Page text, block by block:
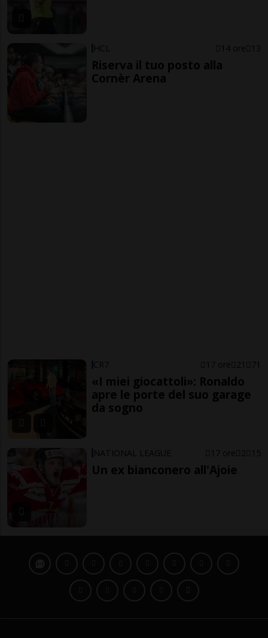
HCL 14 ore 13
Riserva il tuo posto alla
Cornèr Arena
CR7 17 ore 21 71
«I miei giocattoli»: Ronaldo
apre le porte del suo garage
da sogno
NATIONAL LEAGUE 17 ore 2 15
Un ex bianconero all'Ajoie